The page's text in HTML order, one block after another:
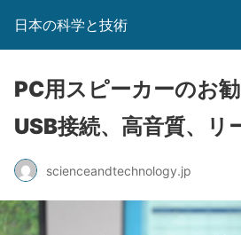
日本の科学と技術
PC用スピーカーのお
USB接続、高音質、リ
scienceandtechnology.jp